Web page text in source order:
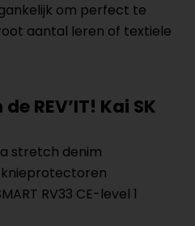
om perfect te
aantal leren of textiele
REV’IT! Kai SK
stretch denim
knieprotectoren
RV33 CE-level 1